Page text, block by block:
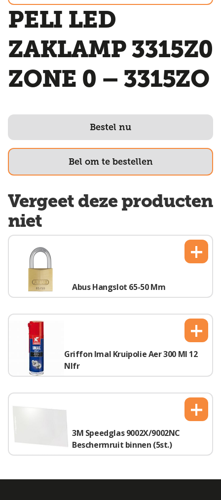
PELI LED
ZAKLAMP 3315Z0
ZONE 0 – 3315ZO
Bestel nu
Bel om te bestellen
Vergeet deze producten
niet
Abus Hangslot 65-50 Mm
+
Griffon Imal Kruipolie Aer 300 Ml 12
Nlfr
+
3M Speedglas 9002X/9002NC
Beschermruit binnen (5st.)
+